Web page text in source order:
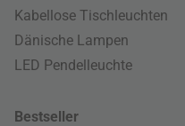
Kabellose Tischleuchten
Dänische Lampen
LED Pendelleuchte
Bestseller